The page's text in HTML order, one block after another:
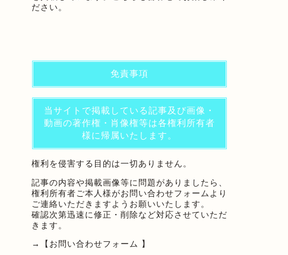
ださい。
免責事項
当サイトで掲載している記事及び画像・
動画の著作権・肖像権等は各権利所有者
様に帰属いたします。
権利を侵害する目的は一切ありません。
記事の内容や掲載画像等に問題がありましたら、
権利所有者ご本人様がお問い合わせフォームより
ご連絡いただきますようお願いいたします。
確認次第迅速に修正・削除など対応させていただ
きます。
→ 【お問い合わせフォーム 】